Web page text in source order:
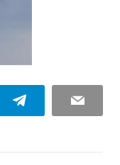
Telegram Email